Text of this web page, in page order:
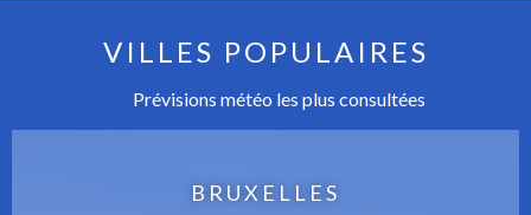
VILLES POPULAIRES
Prévisions météo les plus consultées
BRUXELLES